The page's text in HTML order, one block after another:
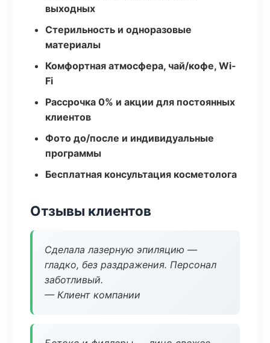
выходных
Стерильность и одноразовые
материалы
Комфортная атмосфера, чай/кофе, Wi-
Fi
Рассрочка 0% и акции для постоянных
клиентов
Фото до/после и индивидуальные
программы
Бесплатная консультация косметолога
Отзывы клиентов
Сделала лазерную эпиляцию —
гладко, без раздражения. Персонал
заботливый.
— Клиент компании